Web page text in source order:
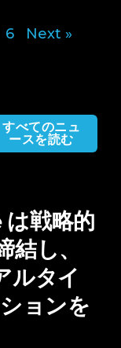
6 Next »
すべてのニュ
ースを読む
戦略的
し、
ルタイ
ョンを